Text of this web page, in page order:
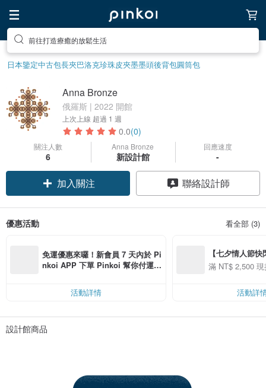
前往打造療癒的放鬆生活
日本鑒定中古包長夾巴洛克珍珠皮夾墨墨頭後背包圓筒包
Anna Bronze
俄羅斯 | 2022 開館
上次上線 超過 1 週
0.0(0)
關注人數
6
Anna Bronze
新設計館
回應速度
-
加入關注 聯絡設計師
優惠活動 看全部 (3)
免運優惠來囉！新會員 7 天內於 Pi
nkoi APP 下單 Pinkoi 幫你付運
活動詳情
【七夕情人節
用 APP 購買任
00 現折 NT$100
滿 NT$ 2,500
活動詳
設計館商品